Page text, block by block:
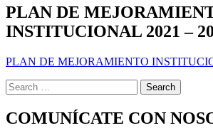
PLAN DE
INSTITUCIONAL 2021 –
PLAN DE MEJORAMIENTO
Search
for:
COMUNÍCATE CON